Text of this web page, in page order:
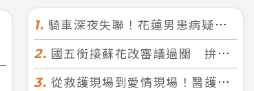
1. 騎車深夜失聯！花蓮男患病疑迷途 警徒步百米急尋救回一命
2. 國五銜接蘇花改審議過關 拚明年七月前開工！台北花蓮2小時生活圈成形
3. 從救護現場到愛情現場！醫護×消防浪漫聯誼 32人配對成功5對